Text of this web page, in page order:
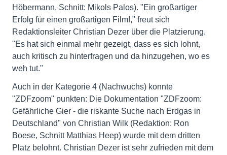
Höbermann, Schnitt: Mikols Palos). "Ein großartiger
Erfolg für einen großartigen Film!," freut sich
Redaktionsleiter Christian Dezer über die Platzierung.
"Es hat sich einmal mehr gezeigt, dass es sich lohnt,
auch kritisch zu hinterfragen und da hinzugehen, wo es
weh tut."
Auch in der Kategorie 4 (Nachwuchs) konnte
"ZDFzoom" punkten: Die Dokumentation "ZDFzoom:
Gefährliche Gier - die riskante Suche nach Erdgas in
Deutschland" von Christian Wilk (Redaktion: Ron
Boese, Schnitt Matthias Heep) wurde mit dem dritten
Platz belohnt. Christian Dezer ist sehr zufrieden mit dem